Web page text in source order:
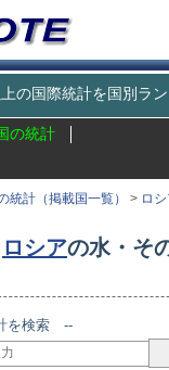
の国際統計を国別ラ
の統計
統計（掲載国一覧） > ロ
ロシアの水・そ
を検索 --